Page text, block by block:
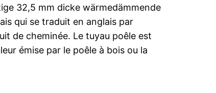
32,5 mm dicke wärmedämmende
qui se traduit en anglais par
de cheminée. Le tuyau poêle est
émise par le poêle à bois ou la